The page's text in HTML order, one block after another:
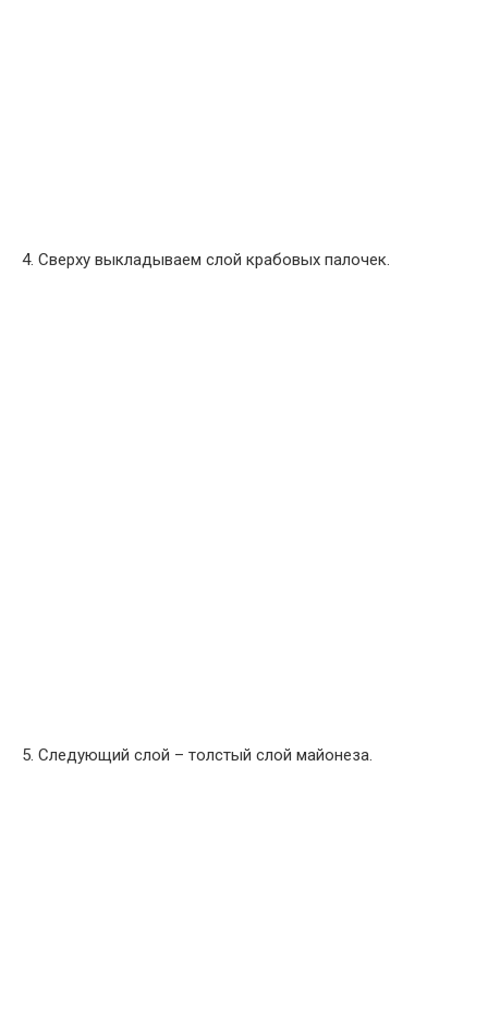
4. Сверху выкладываем слой крабовых палочек.
5. Следующий слой – толстый слой майонеза.